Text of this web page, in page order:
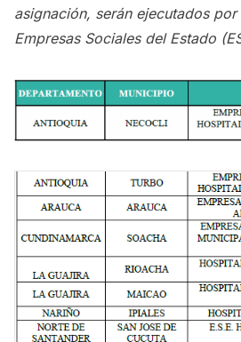
asignación, serán ejecutados por
Empresas Sociales del Estado